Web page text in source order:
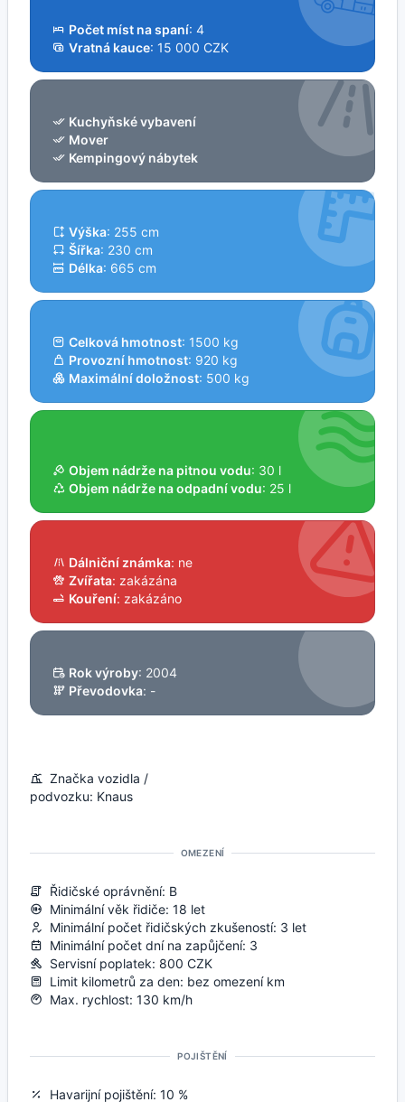
Počet míst na spaní: 4
Vratná kauce: 15 000 CZK
Kuchyňské vybavení
Mover
Kempingový nábytek
Výška: 255 cm
Šířka: 230 cm
Délka: 665 cm
Celková hmotnost: 1500 kg
Provozní hmotnost: 920 kg
Maximální doložnost: 500 kg
Objem nádrže na pitnou vodu: 30 l
Objem nádrže na odpadní vodu: 25 l
Dálniční známka: ne
Zvířata: zakázána
Kouření: zakázáno
Rok výroby: 2004
Převodovka: -
Značka vozidla /
podvozku: Knaus
OMEZENÍ
Řidičské oprávnění: B
Minimální věk řidiče: 18 let
Minimální počet řidičských zkušeností: 3 let
Minimální počet dní na zapůjčení: 3
Servisní poplatek: 800 CZK
Limit kilometrů za den: bez omezení km
Max. rychlost: 130 km/h
POJIŠTĚNÍ
Havarijní pojištění: 10 %